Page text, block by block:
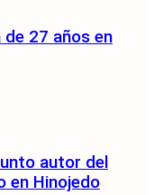
de 27 años en
autor del
en Hinojedo